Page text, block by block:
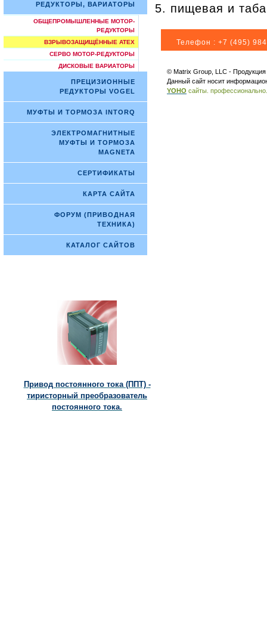
РЕДУКТОРЫ, ВАРИАТОРЫ
ОБЩЕПРОМЫШЛЕННЫЕ МОТОР-
РЕДУКТОРЫ
ВЗРЫВОЗАЩИЩЁННЫЕ ATEX
СЕРВО МОТОР-РЕДУКТОРЫ
ДИСКОВЫЕ ВАРИАТОРЫ
ПРЕЦИЗИОННЫЕ
РЕДУКТОРЫ VOGEL
МУФТЫ И ТОРМОЗА INTORQ
ЭЛЕКТРОМАГНИТНЫЕ
МУФТЫ И ТОРМОЗА
MAGNETA
СЕРТИФИКАТЫ
КАРТА САЙТА
ФОРУМ (ПРИВОДНАЯ
ТЕХНИКА)
КАТАЛОГ САЙТОВ
Привод постоянного тока (ППТ) -
тиристорный преобразователь
постоянного тока.
пищевая и
Телефон : +7 (495)
© Matrix Group, LLC -
Данный сайт носит
YOHO сайты. профессионально.